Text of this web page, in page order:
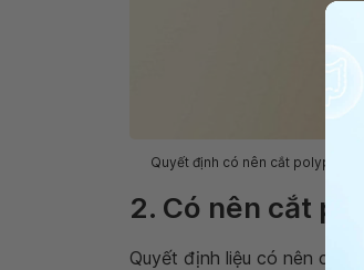
Quyết định có nên cắt polyp ở
2. Có nên cắt
Quyết định liệu có nên cắt